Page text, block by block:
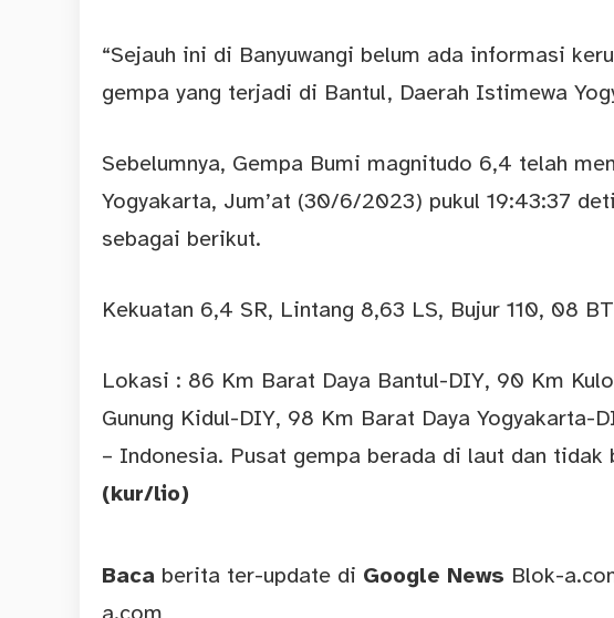
“Sejauh ini di Banyuwangi belum ada informasi
gempa yang terjadi di Bantul, Daerah Istimewa
Sebelumnya, Gempa Bumi magnitudo 6,4 telah
Yogyakarta, Jum’at (30/6/2023) pukul 19:43:37
sebagai berikut.
Kekuatan 6,4 SR, Lintang 8,63 LS, Bujur 110, 08
Lokasi : 86 Km Barat Daya Bantul-DIY, 90 Km
Gunung Kidul-DIY, 98 Km Barat Daya Yogyakarta-
– Indonesia. Pusat gempa berada di laut dan tidak
(kur/lio)
Baca berita ter-update di Google News Blok-